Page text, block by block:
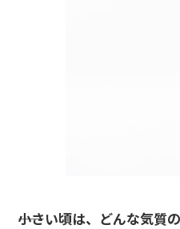
――小さい頃は、どんな気質